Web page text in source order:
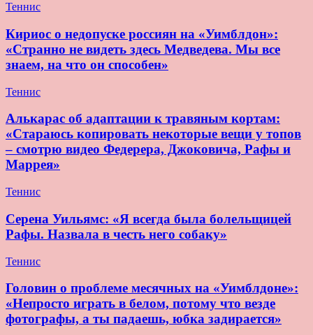
Теннис
Кириос о недопуске россиян на «Уимблдон»:
«Странно не видеть здесь Медведева. Мы все
знаем, на что он способен»
Теннис
Алькарас об адаптации к травяным кортам:
«Стараюсь копировать некоторые вещи у топов
– смотрю видео Федерера, Джоковича, Рафы и
Маррея»
Теннис
Серена Уильямс: «Я всегда была болельщицей
Рафы. Назвала в честь него собаку»
Теннис
Головин о проблеме месячных на «Уимблдоне»:
«Непросто играть в белом, потому что везде
фотографы, а ты падаешь, юбка задирается»